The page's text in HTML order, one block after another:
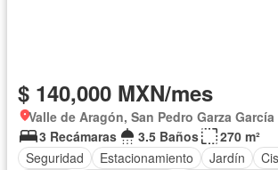
$ 140,000 MXN/mes
Valle de Aragón, San Pedro Garza García
3 Recámaras
3.5 Baños
270 m²
Seguridad
Estacionamiento Jardín